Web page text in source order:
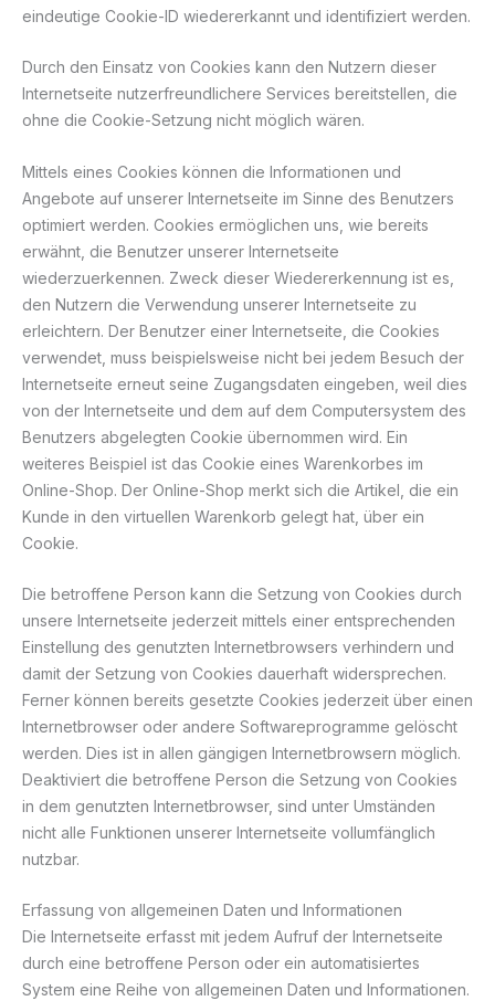
eindeutige Cookie-ID wiedererkannt und identifiziert werden.
Durch den Einsatz von Cookies kann den Nutzern dieser
Internetseite nutzerfreundlichere Services bereitstellen, die
ohne die Cookie-Setzung nicht möglich wären.
Mittels eines Cookies können die Informationen und
Angebote auf unserer Internetseite im Sinne des Benutzers
optimiert werden. Cookies ermöglichen uns, wie bereits
erwähnt, die Benutzer unserer Internetseite
wiederzuerkennen. Zweck dieser Wiedererkennung ist es,
den Nutzern die Verwendung unserer Internetseite zu
erleichtern. Der Benutzer einer Internetseite, die Cookies
verwendet, muss beispielsweise nicht bei jedem Besuch der
Internetseite erneut seine Zugangsdaten eingeben, weil dies
von der Internetseite und dem auf dem Computersystem des
Benutzers abgelegten Cookie übernommen wird. Ein
weiteres Beispiel ist das Cookie eines Warenkorbes im
Online-Shop. Der Online-Shop merkt sich die Artikel, die ein
Kunde in den virtuellen Warenkorb gelegt hat, über ein
Cookie.
Die betroffene Person kann die Setzung von Cookies durch
unsere Internetseite jederzeit mittels einer entsprechenden
Einstellung des genutzten Internetbrowsers verhindern und
damit der Setzung von Cookies dauerhaft widersprechen.
Ferner können bereits gesetzte Cookies jederzeit über einen
Internetbrowser oder andere Softwareprogramme gelöscht
werden. Dies ist in allen gängigen Internetbrowsern möglich.
Deaktiviert die betroffene Person die Setzung von Cookies
in dem genutzten Internetbrowser, sind unter Umständen
nicht alle Funktionen unserer Internetseite vollumfänglich
nutzbar.
Erfassung von allgemeinen Daten und Informationen
Die Internetseite erfasst mit jedem Aufruf der Internetseite
durch eine betroffene Person oder ein automatisiertes
System eine Reihe von allgemeinen Daten und Informationen.